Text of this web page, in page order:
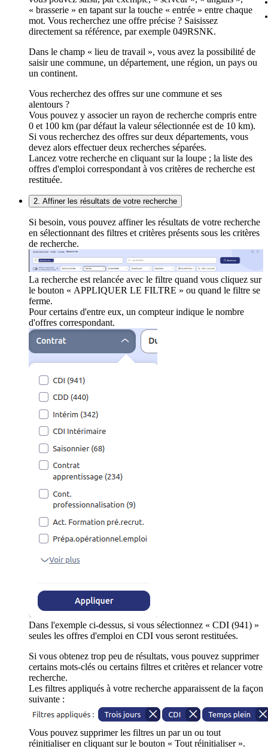
« brasserie » en tapant sur la touche « entrée » entre chaque
mot. Vous recherchez une offre précise ? Saisissez
directement sa référence, par exemple 049RSNK.
Dans le champ « lieu de travail », vous avez la possibilité de
saisir une commune, un département, une région, un pays ou
un continent.
Vous recherchez des offres sur une commune et ses
alentours ?
Vous pouvez y associer un rayon de recherche compris entre
0 et 100 km (par défaut la valeur sélectionnée est de 10 km).
Si vous recherchez des offres sur deux départements, vous
devez alors effectuer deux recherches séparées.
Lancez votre recherche en cliquant sur la loupe ; la liste des
offres d'emploi correspondant à vos critères de recherche est
restituée.
2. Affiner les résultats de votre recherche
Si besoin, vous pouvez affiner les résultats de votre recherche
en sélectionnant des filtres et critères présents sous les critères
de recherche.
La recherche est relancée avec le filtre quand vous cliquez sur
le bouton « APPLIQUER LE FILTRE » ou quand le filtre se
ferme.
Pour certains d'entre eux, un compteur indique le nombre
d'offres correspondant.
Dans l'exemple ci-dessus, si vous sélectionnez « CDI (941) »
seules les offres d'emploi en CDI vous seront restituées.
Si vous obtenez trop peu de résultats, vous pouvez supprimer
certains mots-clés ou certains filtres et critères et relancer votre
recherche.
Les filtres appliqués à votre recherche apparaissent de la façon
suivante :
Vous pouvez supprimer les filtres un par un ou tout
réinitialiser en cliquant sur le bouton « Tout réinitialiser ».